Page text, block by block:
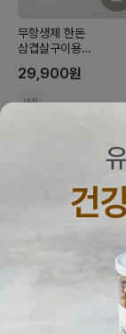
무항생제 한돈
삼겹살구이용
(냉장/500g)
29,900원
냉장